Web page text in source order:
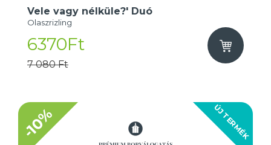
Vele vagy nélküle?' Duó
Olaszrizling
6370Ft
7 080 Ft
ÚJ TERMÉK
-10%